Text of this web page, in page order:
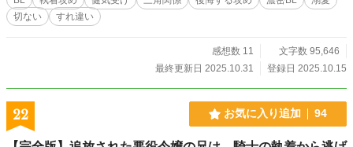
へ留学していたという幼少時代の学友でありビリンガム王国
第三王子のカーティス・ビリンガムが帰国し、ロナの現状を
切ない
すれ違い
感想数 11
文字数 95,646
最終更新日 2025.10.31
登録日 2025.10.15
22 お気に入り追加 94